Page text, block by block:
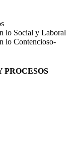
lo Social y Laboral
lo Contencioso-